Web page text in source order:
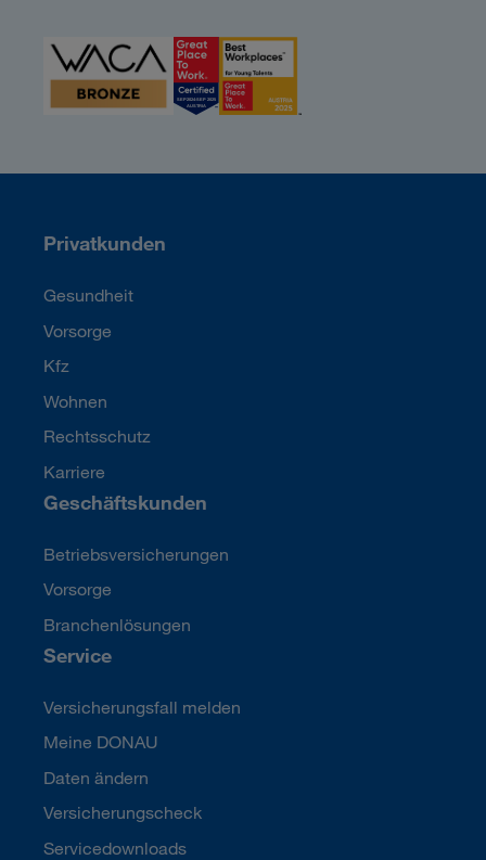
Privatkunden
Gesundheit
Vorsorge
Kfz
Wohnen
Rechtsschutz
Karriere
Geschäftskunden
Betriebsversicherungen
Vorsorge
Branchenlösungen
Service
Versicherungsfall melden
Meine DONAU
Daten ändern
Versicherungscheck
Servicedownloads